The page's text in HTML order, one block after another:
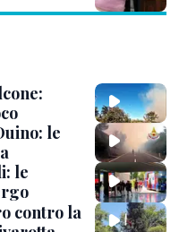
le
le
contro la